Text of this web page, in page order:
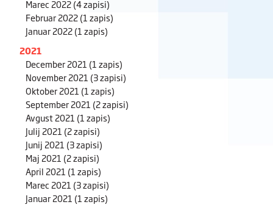
Marec 2022(4 zapisi)
Februar 2022(1 zapis)
Januar 2022(1 zapis)
2021
December 2021 (1 zapis)
November 2021 (3 zapisi)
Oktober 2021 (1 zapis)
September 2021 (2 zapisi)
Avgust 2021 (1 zapis)
Julij 2021 (2 zapisi)
Junij 2021 (3 zapisi)
Maj 2021 (2 zapisi)
April 2021 (1 zapis)
Marec 2021 (3 zapisi)
Januar 2021 (1 zapis)